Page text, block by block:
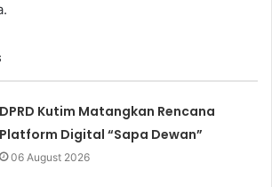
DPRD Kutim Matangkan Rencana
Platform Digital “Sapa Dewan”
06 August 2026